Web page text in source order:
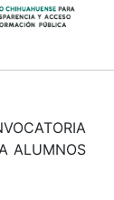
ALUMNOS